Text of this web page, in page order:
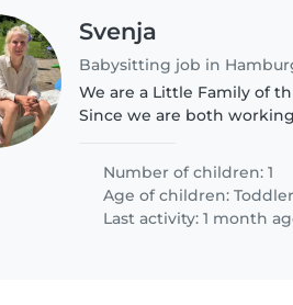
Svenja
Babysitting job in
We are a Little Family of
Since we are both
Number of children: 1
Age of children:Toddler
Last activity: 1 month